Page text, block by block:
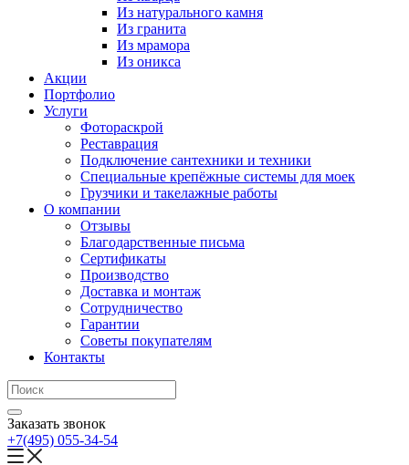
Из натурального камня
Из гранита
Из мрамора
Из оникса
Акции
Портфолио
Услуги
Фотораскрой
Реставрация
Подключение сантехники и техники
Специальные крепёжные системы для моек
Грузчики и такелажные работы
О компании
Отзывы
Благодарственные письма
Сертификаты
Производство
Доставка и монтаж
Сотрудничество
Гарантии
Советы покупателям
Контакты
Заказать звонок
+7(495) 055-34-54